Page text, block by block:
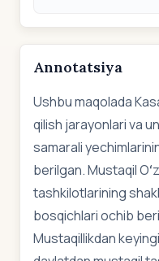
Annotatsiya
Ushbu maqolada
qilish jarayonlari va
samarali
berilgan. Mustaqil
tashkilotlarining
bosqichlari ochib
Mustaqillikdan